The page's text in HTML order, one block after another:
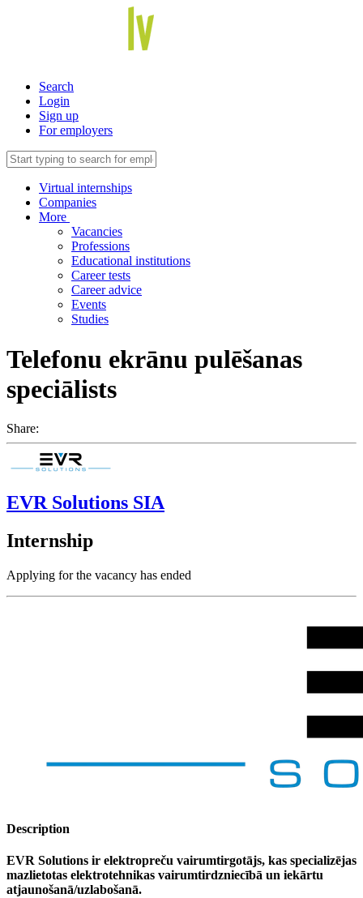
Search
Login
Sign up
For employers
Virtual internships
Companies
More
Vacancies
Professions
Educational institutions
Career tests
Career advice
Events
Studies
Telefonu ekrānu pulēšanas
speciālists
Share:
EVR Solutions SIA
Internship
Applying for the vacancy has ended
Description
EVR Solutions ir elektropreču vairumtirgotājs, kas specializējas
mazlietotas elektrotehnikas vairumtirdzniecībā un iekārtu
atjaunošanā/uzlabošanā.